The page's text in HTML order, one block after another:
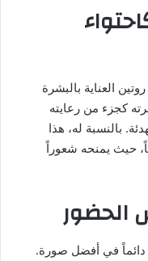
العناية بالبشرة
كجزء من رعايته
بالنسبة له، هذا
حيث يمنحه شعوراً
الحضور
دائماً في أفضل صورة.